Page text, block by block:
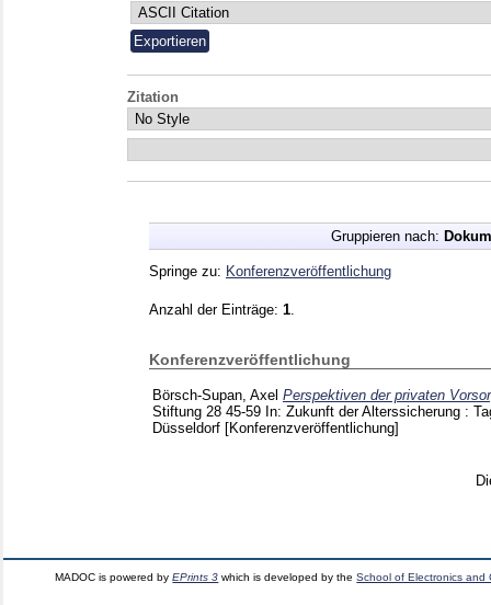
Zitation
Gruppieren nach:
Springe zu: Konferenzveröffentlichung
Anzahl der Einträge: 1
Konferenzveröffentlichung
Börsch-Supan, Axel Perspektiven der privaten
Stiftung 28 45-59 In: Zukunft der Alterssicherung :
Düsseldorf [Konferenzveröffentlichung]
MADOC is powered byEPrints 3 which is developed by theSchool of Electronics and